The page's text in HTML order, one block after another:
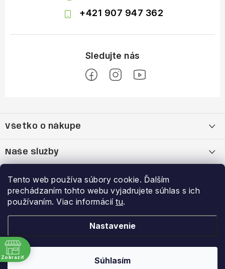
Tento web používa súbory cookie. Ďalším
prechádzaním tohto webu vyjadrujete súhlas s ich
používaním. Viac informácií tu.
Nastavenie
Súhlasím
+421 907 947 362
p
ä
t
Všetko o nákupe
OBCHODNÉ PODMIENKY
Zásady spracovania a ochrany osobných údajov
Reklamačný poriadok
Naše služby
Bootfitting - Tvarovanie Lyžiarok v Nitre
Dynamická analýza chodidla
Požičovňa lyží
Výhody a zľavy
Garancia najnižšej ceny
Prihlásenie
Belda.sk . Všetky práva vyhradené.
Zobraziť